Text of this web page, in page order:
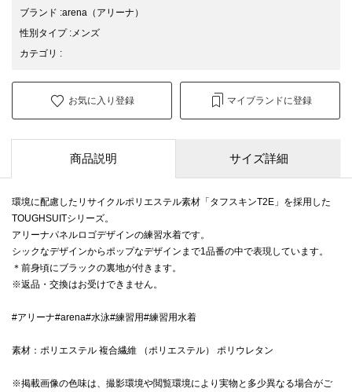
ブランド :arena （アリーナ）
性別タイプ: メンズ
カテゴリ :
お気に入り登録 マイブランドに登録
商品説明 サイズ詳細
環境に配慮したリサイクルポリエステル素材「タフスキンT2E」を採用した
TOUGHSUITシリーズ。
アリーナパネルロゴデザインの練習水着です。
シックなデザインからポップなデザインまで1品番の中で表現しています。
＊前身頃にブラックの裏地が付きます。
※返品・交換はお受けできません。
#アリーナ#arena#水泳#練習用#練習用水着
素材：ポリエステル 複合繊維 （ポリエステル） ポリウレタン
※掲載画像の色味は、撮影環境や閲覧環境により実物と多少異なる場合がご